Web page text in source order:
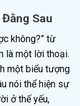
Sau
không?” từ
là một lời thoại.
một biểu tượng
nói thể hiện sự
ở thế yếu,